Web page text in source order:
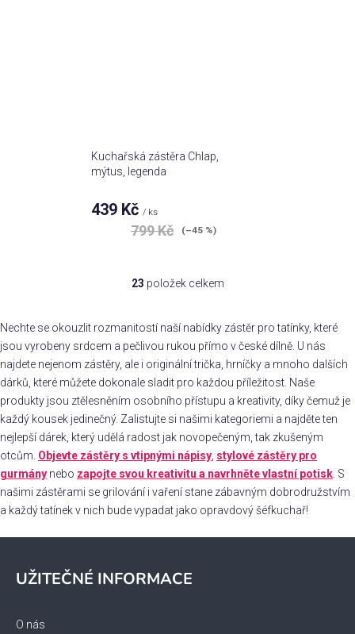
Kuchařská zástěra Chlap,
mýtus, legenda
439 Kč / ks
799 Kč (–45 %)
O
l
á
d
a
c
í
p
r
v
k
y
v
ý
i
s
23 položek celkem
Nechte se okouzlit rozmanitostí naší nabídky zástěr pro tatínky, které
jsou vyrobeny srdcem a pečlivou rukou přímo v české dílně. U nás
najdete nejenom zástěry, ale i originální trička, hrníčky a mnoho dalších
dárků, které můžete dokonale sladit pro každou příležitost. Naše
produkty jsou ztělesněním osobního přístupu a kreativity, díky čemuž je
každý kousek jedinečný. Zalistujte si našimi kategoriemi a najděte ten
nejlepší dárek, který udělá radost jak novopečeným, tak zkušeným
otcům. Objevte zástěry s vtipnými nápisy stylové zástěry pro
gurmány nebo zapojte svou kreativitu a navrhněte vlastní potisk . S
našimi zástěrami se grilování i vaření stane zábavným dobrodružstvím
a každý tatínek v nich bude vypadat jako opravdový šéfkuchař!
UŽITEČNÉ INFORMACE
O nás